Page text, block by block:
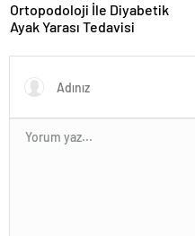
Ortopodoloji İle Diyabetik
Ayak Yarası Tedavisi